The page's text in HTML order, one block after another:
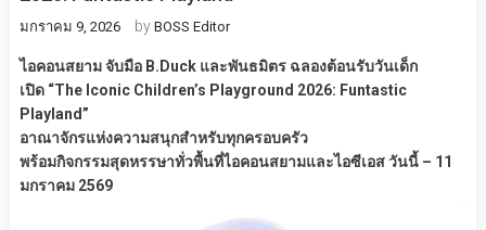
มกราคม 9, 2026 by BOSS Editor
ไอคอนสยาม จับมือ B.Duck และพันธมิตร ฉลองต้อนรับวันเด็ก
เปิด “The Iconic Children’s Playground 2026: Funtastic
Playland”
อาณาจักรแห่งความสนุกสำหรับทุกครอบครัว
พร้อมกิจกรรมสุดหรรษาทั่วพื้นที่ไอคอนสยามและไอซีเอส วันนี้ – 11
มกราคม 2569